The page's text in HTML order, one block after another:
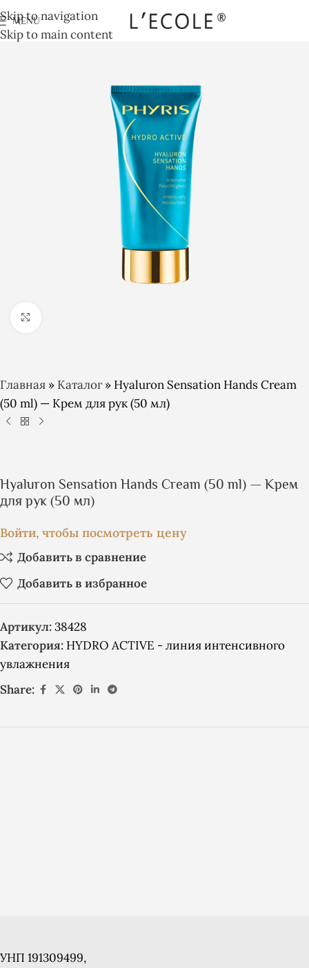
Skip to navigation
Skip to main content
MENU
Главная » Каталог» Hyaluron Sensation Hands Cream
(50 ml) — Крем для рук (50 мл)
Hyaluron Sensation Hands Cream (50 ml) — Крем
для рук (50 мл)
Войти, чтобы посмотреть цену
Добавить в сравнение
Добавить в избранное
Артикул:38428
Категория: HYDRO ACTIVE - линия интенсивного
увлажнения
Share:
УНП 191309499,